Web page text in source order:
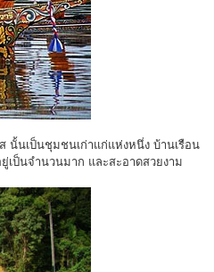
นั้นเป็นชุมชนเก่าแก่แห่งหนึ่ง บ้านเรือน
เป็นจำนวนมาก และสะอาดสวยงาม